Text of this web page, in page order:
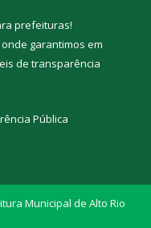
prefeituras!
garantimos em
de transparência
Pública
Municipal de Alto Rio